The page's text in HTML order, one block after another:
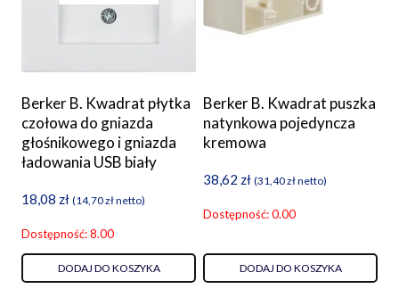
Berker B. Kwadrat płytka
czołowa do gniazda
głośnikowego i gniazda
ładowania USB biały
18,08 zł (14,70złnetto)
Dostępność: 8.00
DODAJ DO KOSZYKA
Berker B. Kwadrat puszka
natynkowa pojedyncza
kremowa
38,62 zł (31,40złnetto)
Dostępność: 0.00
DODAJ DO KOSZYKA